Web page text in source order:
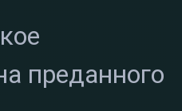
преданного